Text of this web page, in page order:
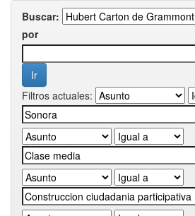
Buscar:
por
Filtros actuales: